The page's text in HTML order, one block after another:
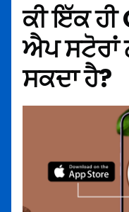
ਕੀ ਇੱਕ ਹੀ
ਐਪ ਸਟੋਰਾਂ
ਸਕਦਾ ਹੈ?